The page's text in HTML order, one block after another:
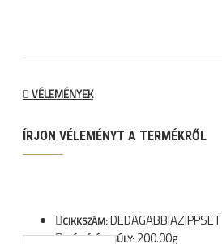
VÉLEMÉNYEK
ÍRJON VÉLEMÉNYT A TERMÉKRŐL
CIKKSZÁM:DEDAGABBIAZIPPSET
SZÁLLÍTÁSI SÚLY: 200.00g